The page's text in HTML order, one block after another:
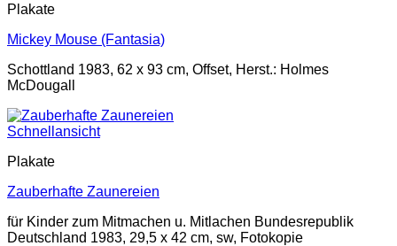
Plakate
Mickey Mouse (Fantasia)
Schottland 1983, 62 x 93 cm, Offset, Herst.: Holmes
McDougall
Schnellansicht
Plakate
Zauberhafte Zaunereien
für Kinder zum Mitmachen u. Mitlachen Bundesrepublik
Deutschland 1983, 29,5 x 42 cm, sw, Fotokopie